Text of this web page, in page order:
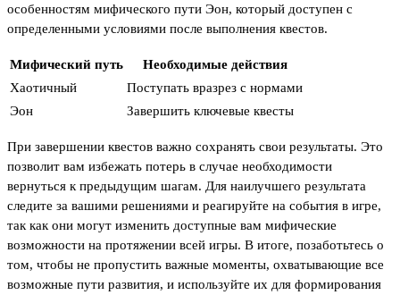
особенностям мифического пути Эон, который доступен с
определенными условиями после выполнения квестов.
Мифический путь
Необходимые действия
Хаотичный
Поступать вразрез с нормами
Эон
Завершить ключевые квесты
При завершении квестов важно сохранять свои результаты. Это
позволит вам избежать потерь в случае необходимости
вернуться к предыдущим шагам. Для наилучшего результата
следите за вашими решениями и реагируйте на события в игре,
так как они могут изменить доступные вам мифические
возможности на протяжении всей игры. В итоге, позаботьтесь о
том, чтобы не пропустить важные моменты, охватывающие все
возможные пути развития, и используйте их для формирования